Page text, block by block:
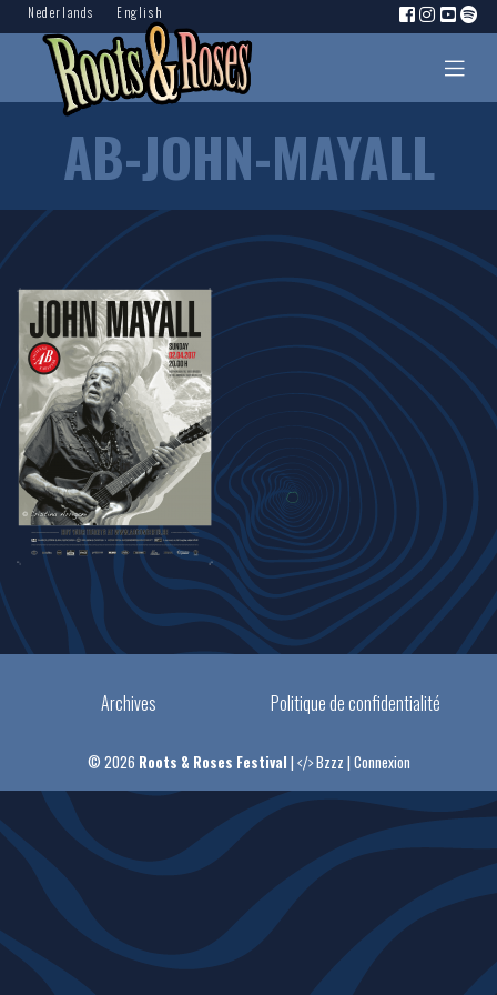
Nederlands English
AB-JOHN-MAYALL
Archives Politique de confidentialité
© 2026 Roots & Roses Festival | Bzzz | Connexion